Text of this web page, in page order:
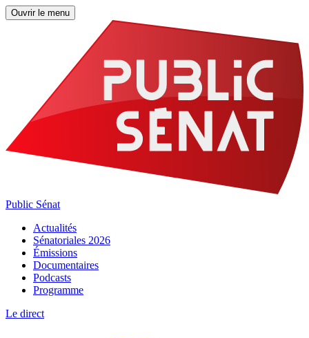
Ouvrir le menu
Public Sénat
Actualités
Sénatoriales 2026
Émissions
Documentaires
Podcasts
Programme
Le direct